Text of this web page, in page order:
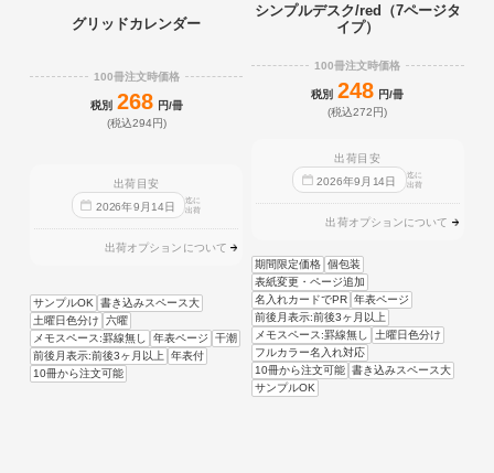
グリッドカレンダー
100冊注文時価格
税別 268 円/冊
(税込294円)
出荷目安
2026年9 月 14日
迄に
出荷
出荷オプションについて
サンプルOK
書き込みスペース大
土曜日色分け
六曜
メモスペース:罫線無し
年表ページ
干潮
前後月表示:前後3ヶ月以上
年表付
10冊から注文可能
シンプルデスク/red（7ページタ
イプ）
100冊注文時価格
税別 248 円/冊
(税込272円)
出荷目安
2026年9 月 14日
迄に
出荷
出荷オプションについて
期間限定価格 個包装
表紙変更・ページ追加
名入れカードでPR 年表ページ
前後月表示:前後3ヶ月以上
メモスペース:罫線無し
土曜日色分け
フルカラー名入れ対応
10冊から注文可能 書き込みスペース大
サンプルOK